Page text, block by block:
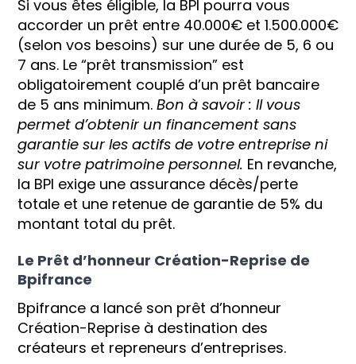
Si vous êtes éligible, la BPI pourra vous
accorder un prêt entre 40.000€ et 1.500.000€
(selon vos besoins) sur une durée de 5, 6 ou
7 ans. Le “prêt transmission” est
obligatoirement couplé d’un prêt bancaire
de 5 ans minimum. Bon à savoir : Il vous
permet d’obtenir un financement sans
garantie sur les actifs de votre entreprise ni
sur votre patrimoine personnel. En revanche,
la BPI exige une assurance décès/perte
totale et une retenue de garantie de 5% du
montant total du prêt.
Le Prêt d’honneur Création-Reprise de
Bpifrance
Bpifrance a lancé son prêt d’honneur
Création-Reprise à destination des
créateurs et repreneurs d’entreprises.